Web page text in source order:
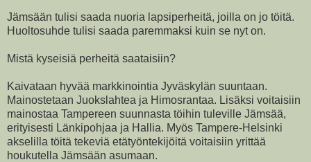
Jämsään tulisi saada nuoria lapsiperheitä, joilla on jo töitä.
Huoltosuhde tulisi saada paremmaksi kuin se nyt on.
Mistä kyseisiä perheitä saataisiin?
Kaivataan hyvää markkinointia Jyväskylän suuntaan.
Mainostetaan Juokslahtea ja Himosrantaa. Lisäksi voitaisiin
mainostaa Tampereen suunnasta töihin tuleville Jämsää,
erityisesti Länkipohjaa ja Hallia. Myös Tampere-Helsinki
akselilla töitä tekeviä etätyöntekijöitä voitaisiin yrittää
houkutella Jämsään asumaan.